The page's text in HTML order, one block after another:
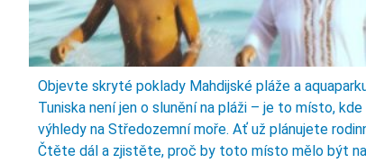
Objevte skryté poklady Mahdijské pláže a
Tuniska není jen o slunění na pláži – je to místo,
výhledy na Středozemní moře. Ať už plánujete
Čtěte dál a zjistěte, proč by toto místo mělo být na